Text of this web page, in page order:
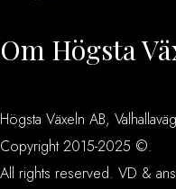
Om Högsta
Högsta Växeln AB,
Copyright 2015-2025 ©.
All rights reserved. VD &